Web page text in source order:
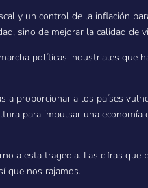
y un control de la inflación
sino de mejorar la calidad de
políticas industriales que
proporcionar a los países
para impulsar una
a esta tragedia. Las cifras que
que nos rajamos.